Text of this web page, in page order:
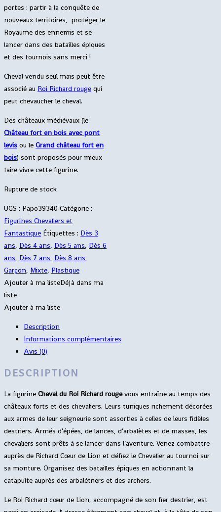
portes : partir à la conquête de
nouveaux territoires, protéger le
Royaume des ennemis et se
lancer dans des batailles épiques
et des tournois sans merci !
Cheval vendu seul mais peut être
associé au Roi Richard rouge qui
peut chevaucher le cheval.
Des châteaux médiévaux (le
Château fort en bois avec pont
levis ou le Grand château fort en
bois) sont proposés pour mieux
faire vivre cette figurine.
Rupture de stock
UGS : Papo39340 Catégorie :
Figurines Chevaliers et
Fantastique Étiquettes : Dès 3
ans, Dès 4 ans, Dès 5 ans, Dès 6
ans, Dès 7 ans, Dès 8 ans,
Garçon, Mixte, Plastique
Ajouter à ma listeDéjà dans ma
liste
Ajouter à ma liste
Description
Informations complémentaires
Avis (0)
DESCRIPTION
La figurine Cheval du Roi Richard rougevous entraîne au temps des
châteaux forts et des chevaliers. Leurs tuniques richement décorées
aux armes de leur seigneurie sont assorties à celles de leurs fidèles
destriers. Armés d’épées, de lances, d’arbalètes et de masses, les
chevaliers sont prêts à se lancer dans l’aventure. Venez combattre
auprès de Richard Cœur de Lion et défiez le Chevalier au tournoi sur
sa monture. Organisez des batailles épiques en actionnant la
catapulte auprès des arbalétriers et des archers.
Le Roi Richard cœur de Lion, accompagné de son fier destrier, est